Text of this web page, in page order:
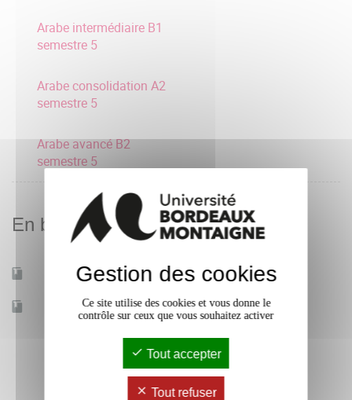
Arabe intermédiaire B1
semestre 5
Arabe consolidation A2
semestre 5
Arabe avancé B2
semestre 5
En bref
Mobilité d'études Oui
Accessible à distance Non
Gestion des cookies
Ce site utilise des cookies et vous donne le
contrôle sur ceux que vous souhaitez activer
Tout accepter
Tout refuser